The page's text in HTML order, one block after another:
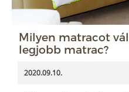
Milyen matracot
legjobb matrac?
2020.09.10.